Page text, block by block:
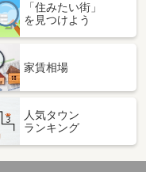
「住みたい街」
を見つけよう
家賃相場
人気タウン
ランキング